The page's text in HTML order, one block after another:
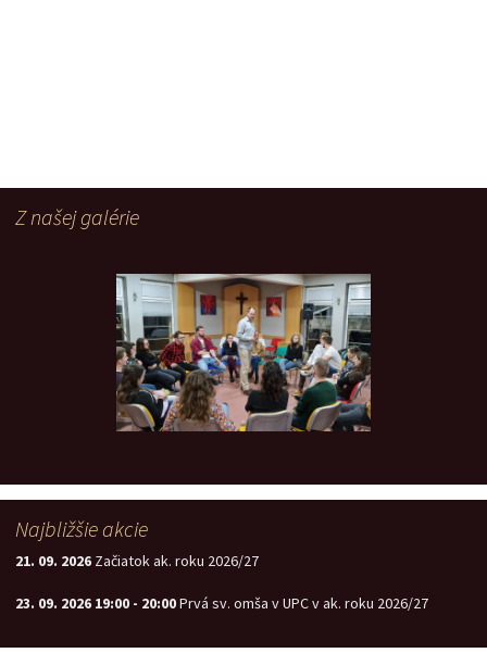
Z našej galérie
Najbližšie akcie
21. 09. 2026 Začiatok ak. roku 2026/27
23. 09. 2026 19:00 - 20:00Prvá sv. omša v UPC v ak. roku 2026/27